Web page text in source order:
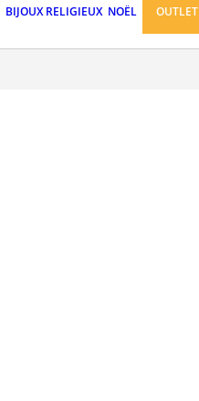
BIJOUX RELIGIEUX NOËL OUTLET